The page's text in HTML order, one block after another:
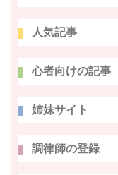
人気記事
心者向けの記事
姉妹サイト
調律師の登録